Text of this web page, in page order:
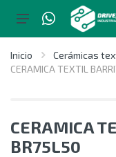
Inicio Cerámicas
CERAMICA TEXTIL
CERAMICA
BR75L50